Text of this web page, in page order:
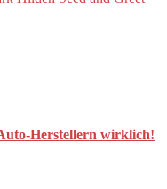
Herstellern wirklich!